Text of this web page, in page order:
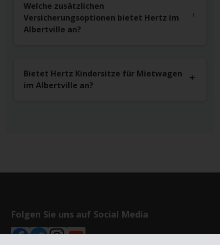
Welche zusätzlichen
Versicherungsoptionen bietet Hertz im
Albertville an?
Bietet Hertz Kindersitze für Mietwagen
im Albertville an?
Folgen Sie uns auf Social Media